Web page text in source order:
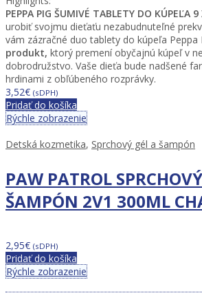
PEPPA PIG ŠUMIVÉ TABLETY DO KÚPEĽA 9
urobiť svojmu dieťaťu nezabudnuteľné
vám zázračné duo tablety do kúpeľa Peppa
produkt, ktorý premení obyčajnú kúpeľ v
dobrodružstvo. Vaše dieťa bude nadšené
hrdinami z obľúbeného rozprávky.
3,52€ (sDPH)
Pridať do košíka
Rýchle zobrazenie
Detská kozmetika, Sprchový gél a šampón
PAW PATROL
ŠAMPÓN 2V1 300ML
2,95€ (sDPH)
Pridať do košíka
Rýchle zobrazenie